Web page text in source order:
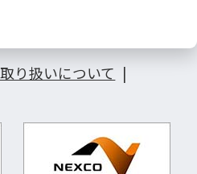
り扱いについて